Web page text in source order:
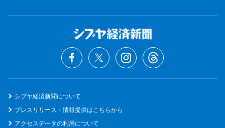
シブヤ経済新聞について
プレスリリース・情報提供はこちらから
アクセスデータの利用について